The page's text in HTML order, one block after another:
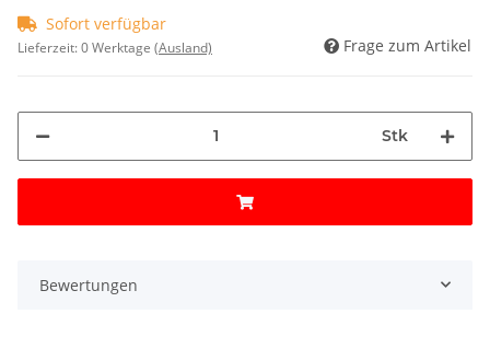
Sofort verfügbar
Lieferzeit:0 Werktage (Ausland) Frage zum Artikel
Stk
Bewertungen